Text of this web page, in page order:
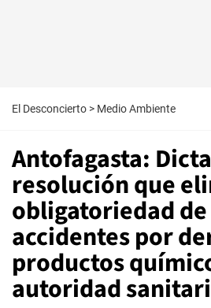
El Desconcierto > Medio Ambiente
Antofagasta:
resolución que
obligatoriedad
accidentes por
productos
autoridad